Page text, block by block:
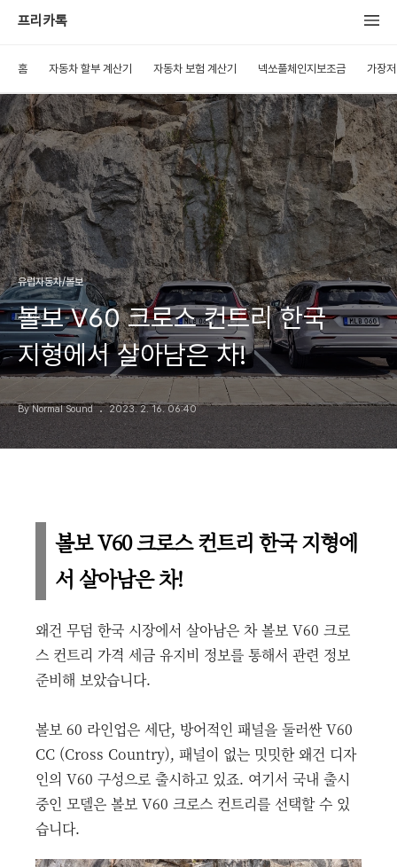
프리카톡
홈 자동차 할부 계산기 자동차 보험 계산기 넥쏘풀체인지보조금 가장
유럽자동차/볼보
볼보 V60 크로스 컨트리 한국
지형에서 살아남은 차!
By Normal Sound 2023. 2. 16. 06:40
볼보 V60 크로스 컨트리 한국 지형에
서 살아남은 차!
왜건 무덤 한국 시장에서 살아남은 차 볼보 V60 크로
스 컨트리 가격 세금 유지비 정보를 통해서 관련 정보
준비해 보았습니다.
볼보 60 라인업은 세단, 방어적인 패널을 둘러싼 V60
CC (Cross Country), 패널이 없는 밋밋한 왜건 디자
인의 V60 구성으로 출시하고 있죠. 여기서 국내 출시
중인 모델은 볼보 V60 크로스 컨트리를 선택할 수 있
습니다.